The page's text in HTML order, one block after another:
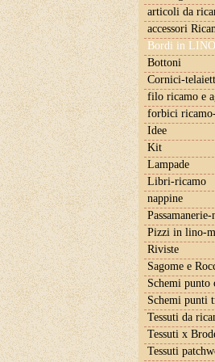
articoli da
accessori
Bordi in
Bottoni
Cornici-
filo ricamo e
forbici
Idee
Kit
Lampade
Libri-ricamo
nappine
Pizzi in lino-
Riviste
Sagome e
Schemi punto
Schemi punti
Tessuti da
Tessuti x
Tessuti